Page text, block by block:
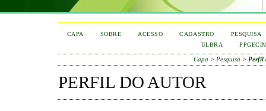
CAPA SOBRE ACESSO CADASTRO
PESQUISA
ULBRA
Capa > Pesquisa > Perfil
PERFIL DO AUTOR